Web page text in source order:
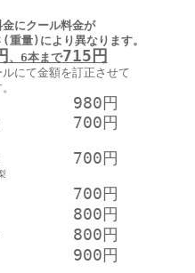
にクール料金が
重量)により異なります。
、6本まで715円
にて金額を訂正させて
980円
700円
700円
700円
800円
800円
900円